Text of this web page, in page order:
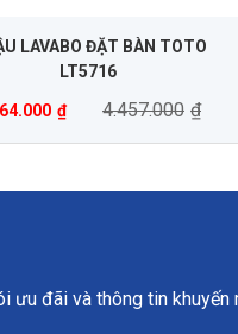
LAVABO ĐẶT BÀN TOTO
LT5716
₫ 4.457.000 ₫
ưu đãi và thông tin